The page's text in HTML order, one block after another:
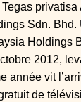
Sdn.
Holdings
2012,
année vit
de